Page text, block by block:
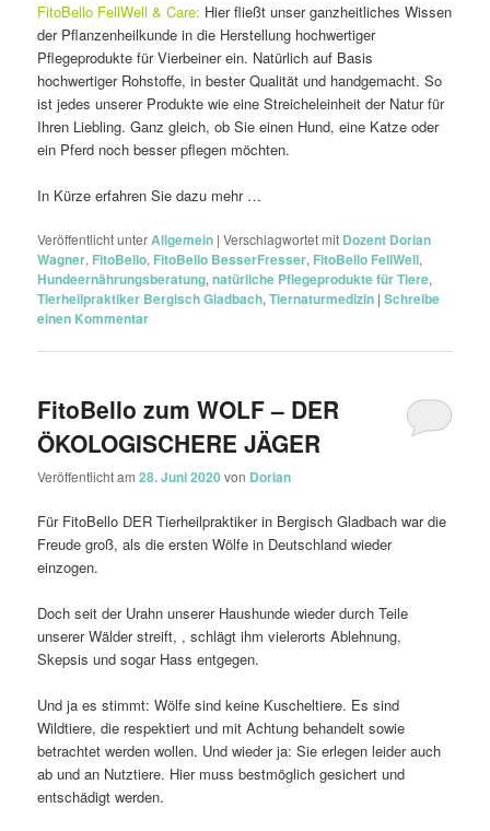
FitoBello FellWell & Care: Hier fließt unser ganzheitliches Wissen
der Pflanzenheilkunde in die Herstellung hochwertiger
Pflegeprodukte für Vierbeiner ein. Natürlich auf Basis
hochwertiger Rohstoffe, in bester Qualität und handgemacht. So
ist jedes unserer Produkte wie eine Streicheleinheit der Natur für
Ihren Liebling. Ganz gleich, ob Sie einen Hund, eine Katze oder
ein Pferd noch besser pflegen möchten.
In Kürze erfahren Sie dazu mehr …
Veröffentlicht unterAllgemein |Verschlagwortet mit Dozent Dorian
Wagner, FitoBello, FitoBello BesserFresser, FitoBello FellWell,
Hundeernährungsberatung,natürliche Pflegeprodukte für Tiere,
Tierheilpraktiker Bergisch Gladbach,Tiernaturmedizin |Schreibe
einen Kommentar
FitoBello zum WOLF – DER
ÖKOLOGISCHERE JÄGER
Veröffentlicht am28. Juni 2020von Dorian
Für FitoBello DER Tierheilpraktiker in Bergisch Gladbach war die
Freude groß, als die ersten Wölfe in Deutschland wieder
einzogen.
Doch seit der Urahn unserer Haushunde wieder durch Teile
unserer Wälder streift, , schlägt ihm vielerorts Ablehnung,
Skepsis und sogar Hass entgegen.
Und ja es stimmt: Wölfe sind keine Kuscheltiere. Es sind
Wildtiere, die respektiert und mit Achtung behandelt sowie
betrachtet werden wollen. Und wieder ja: Sie erlegen leider auch
ab und an Nutztiere. Hier muss bestmöglich gesichert und
entschädigt werden.